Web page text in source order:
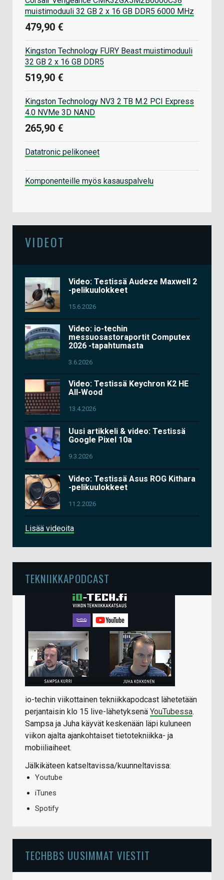
muistimoduuli 32 GB 2 x 16 GB DDR5 6000 MHz
479,90 €
Kingston Technology FURY Beast muistimoduuli
32 GB 2 x 16 GB DDR5
519,90 €
Kingston Technology NV3 2 TB M.2 PCI Express
4.0 NVMe 3D NAND
265,90 €
Datatronic pelikoneet
Komponenteille myös kasauspalvelu
VIDEOT
Video: Testissä Audeze Maxwell 2
-pelikuulokkeet
15.6.2026
Video: io-techin
messuosastoraportit Computex
2026 -tapahtumasta
3.6.2026
Video: Testissä Keychron K2 HE
All-Wood
13.4.2026
Uusi artikkeli & video: Testissä
Google Pixel 10a
9.3.2026
Video: Testissä Asus ROG Kithara
-pelikuulokkeet
11.2.2026
Lisää videoita
TEKNIIKKAPODCAST
io-techin viikottainen tekniikkapodcast lähetetään
perjantaisin klo 15 live-lähetyksenä YouTubessa.
Sampsa ja Juha käyvät keskenään läpi kuluneen
viikon ajalta ajankohtaiset tietotekniikka- ja
mobiiliaiheet.
Jälkikäteen katseltavissa/kuunneltavissa:
Youtube
iTunes
Spotify
TECHBBS UUSIMMAT VIESTIT